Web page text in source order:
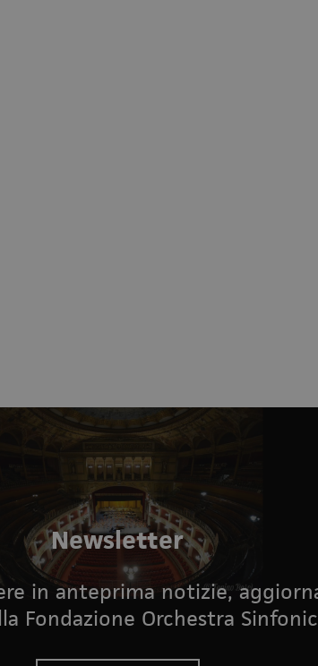
Newsletter
in anteprima notizie,
Fondazione Orchestra